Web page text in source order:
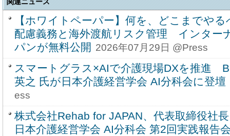
関連ニュース
【ホワイトペーパー】何を、どこまでや
配慮義務と海外渡航リスク管理 インター
パンが無料公開 2026年07月29日 @Press
スマートグラス×AIで介護現場DXを推進
英之 氏が日本介護経営学会 AI分科会に登壇
ess
株式会社Rehab for JAPAN、代表取締役社
日本介護経営学会 AI分科会 第2回実践報告